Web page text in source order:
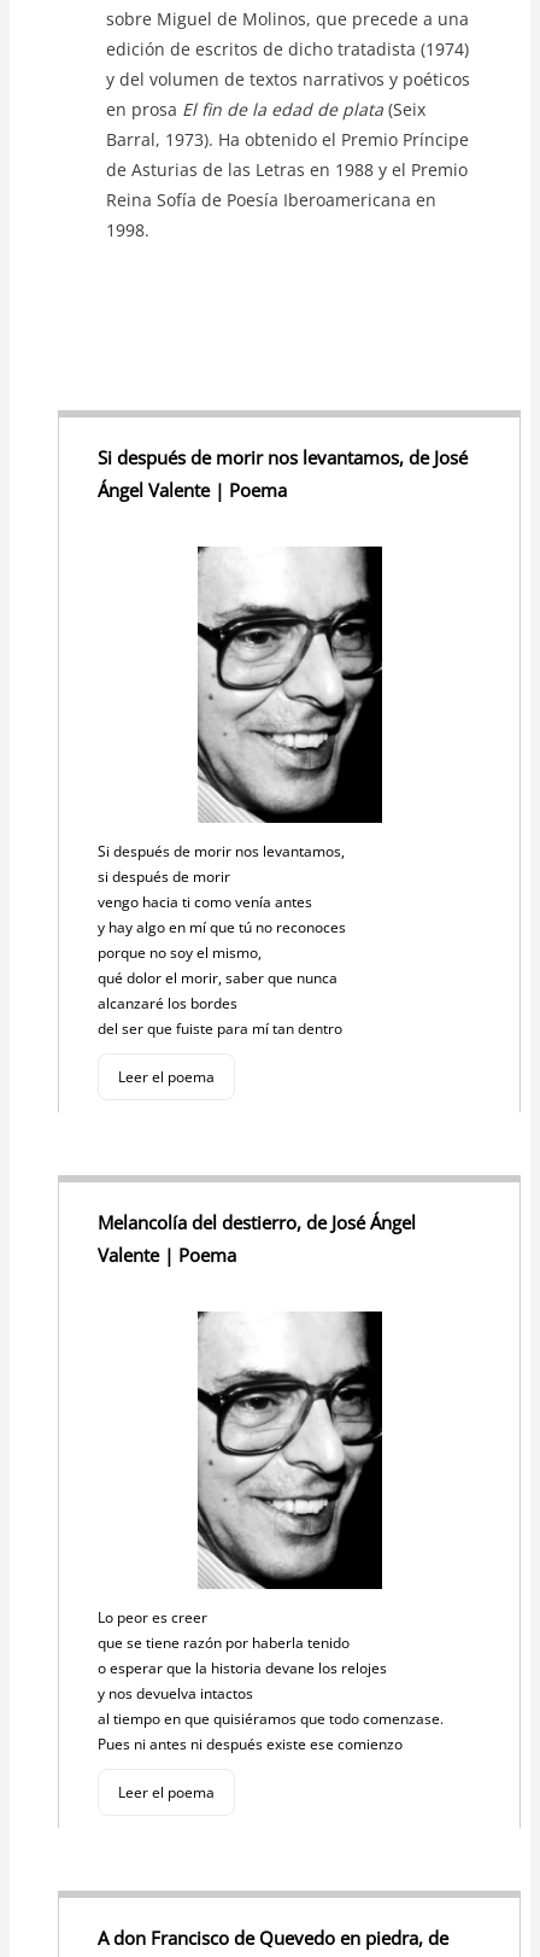
sobre Miguel de Molinos, que precede a una
edición de escritos de dicho tratadista (1974)
y del volumen de textos narrativos y poéticos
en prosa El fin de la edad de plata (Seix
Barral, 1973). Ha obtenido el Premio Príncipe
de Asturias de las Letras en 1988 y el Premio
Reina Sofía de Poesía Iberoamericana en
1998.
Si después de morir nos levantamos, de José
Ángel Valente | Poema
Si después de morir nos levantamos,
si después de morir
vengo hacia ti como venía antes
y hay algo en mí que tú no reconoces
porque no soy el mismo,
qué dolor el morir, saber que nunca
alcanzaré los bordes
del ser que fuiste para mí tan dentro
Leer el poema
Melancolía del destierro, de José Ángel
Valente | Poema
Lo peor es creer
que se tiene razón por haberla tenido
o esperar que la historia devane los relojes
y nos devuelva intactos
al tiempo en que quisiéramos que todo comenzase.
Pues ni antes ni después existe ese comienzo
Leer el poema
A don Francisco de Quevedo en piedra, de